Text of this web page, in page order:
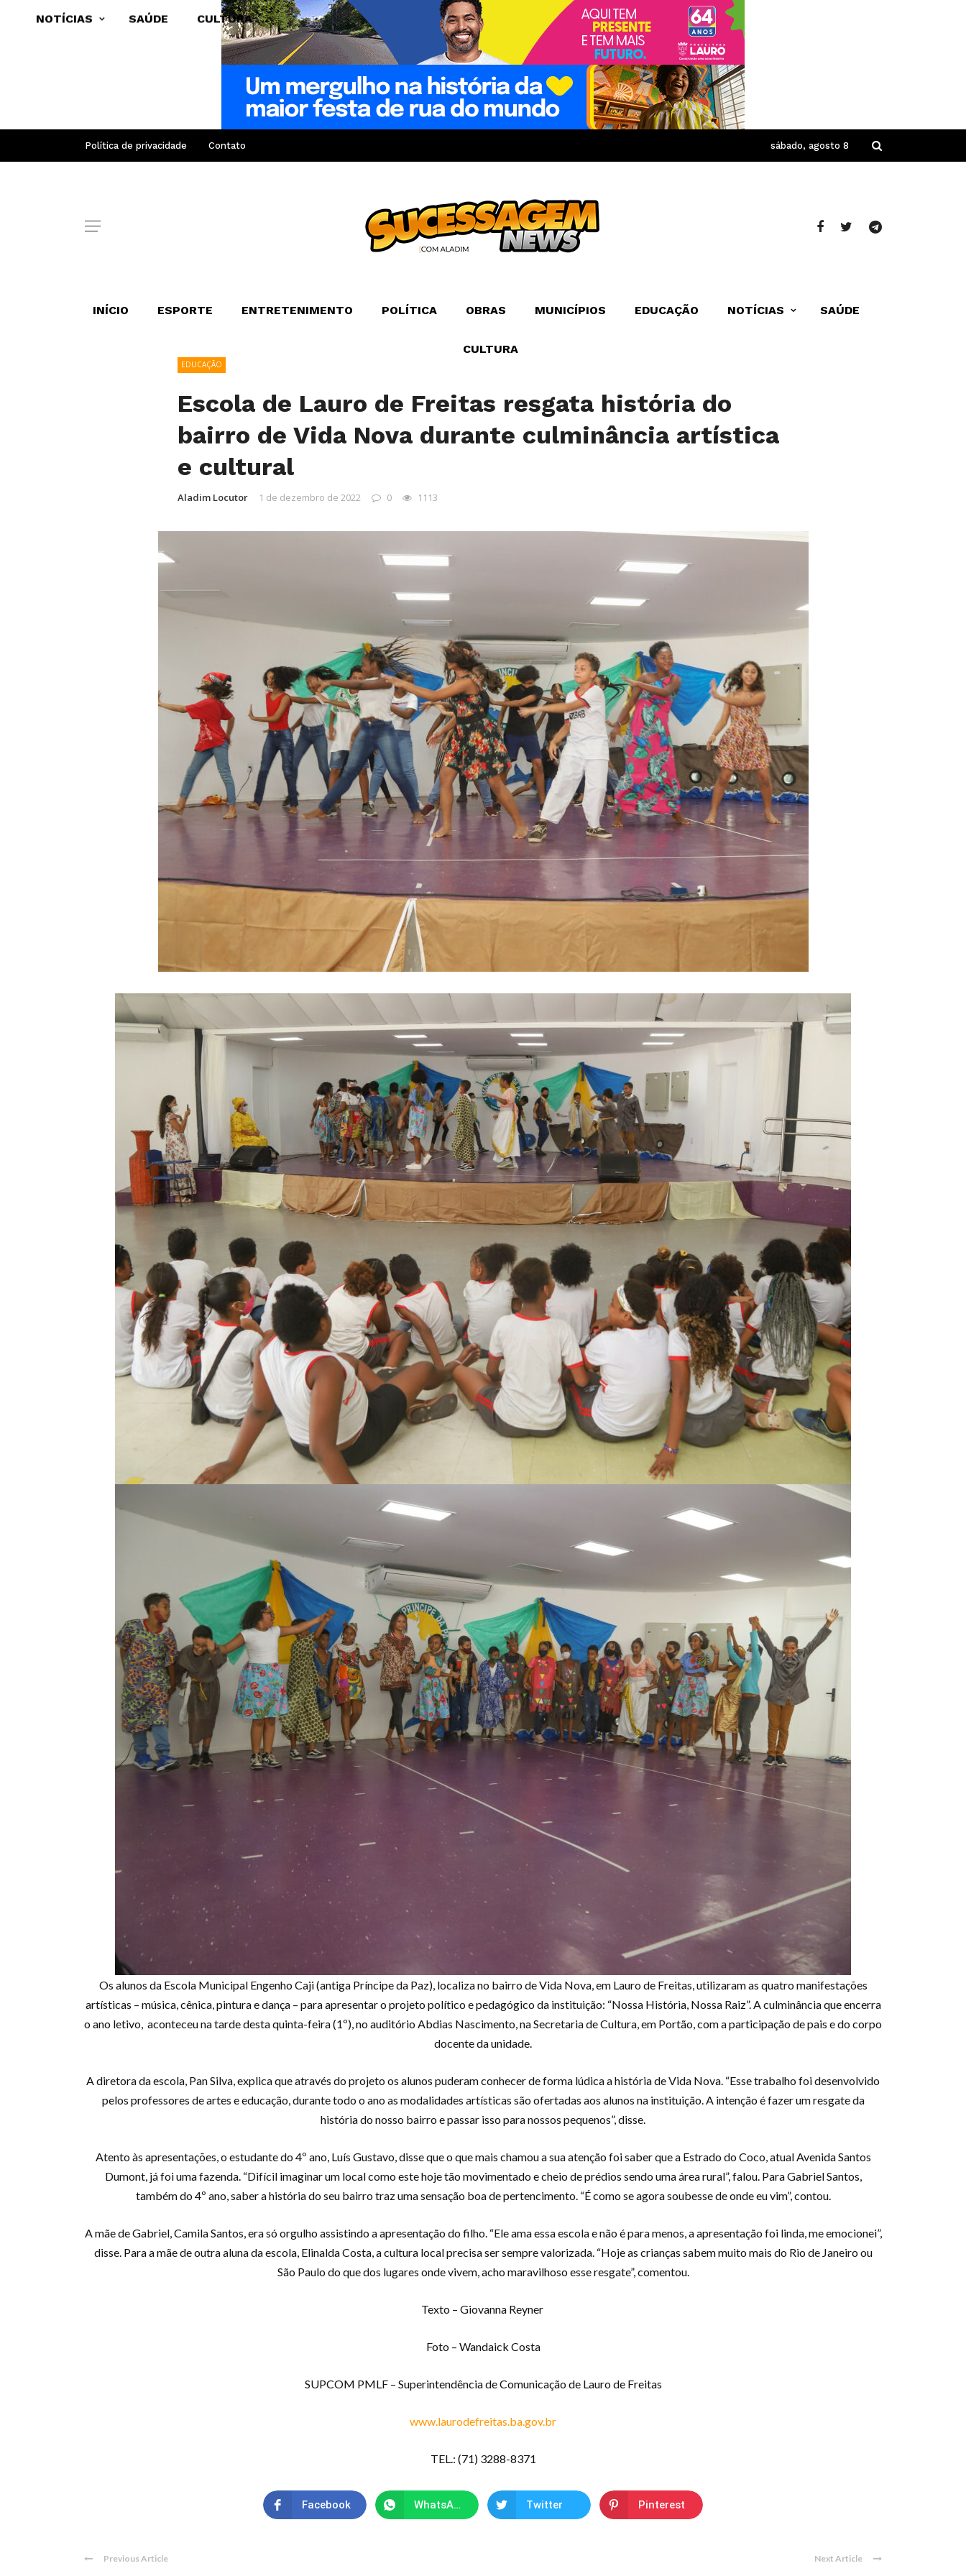
Política de privacidade Contato sábado, agosto 8
INÍCIO ESPORTE ENTRETENIMENTO POLÍTICA OBRAS MUNICÍPIOS EDUCAÇÃO NOTÍCIAS SAÚDE
CULTURA
NOTÍCIAS SAÚDE CULTURA
EDUCAÇÃO
Escola de Lauro de Freitas resgata história do
bairro de Vida Nova durante culminância artística
e cultural
Aladim Locutor 1 de dezembro de 2022 0 1113
Os alunos da Escola Municipal Engenho Caji (antiga Príncipe da Paz), localiza no bairro de Vida Nova, em Lauro de Freitas, utilizaram as quatro manifestações
artísticas – música, cênica, pintura e dança – para apresentar o projeto político e pedagógico da instituição: “Nossa História, Nossa Raiz”. A culminância que encerra
o ano letivo, aconteceu na tarde desta quinta-feira (1º), no auditório Abdias Nascimento, na Secretaria de Cultura, em Portão, com a participação de pais e do corpo
docente da unidade.
A diretora da escola, Pan Silva, explica que através do projeto os alunos puderam conhecer de forma lúdica a história de Vida Nova. “Esse trabalho foi desenvolvido
pelos professores de artes e educação, durante todo o ano as modalidades artísticas são ofertadas aos alunos na instituição. A intenção é fazer um resgate da
história do nosso bairro e passar isso para nossos pequenos”, disse.
Atento às apresentações, o estudante do 4º ano, Luís Gustavo, disse que o que mais chamou a sua atenção foi saber que a Estrado do Coco, atual Avenida Santos
Dumont, já foi uma fazenda. “Difícil imaginar um local como este hoje tão movimentado e cheio de prédios sendo uma área rural”, falou. Para Gabriel Santos,
também do 4º ano, saber a história do seu bairro traz uma sensação boa de pertencimento. “É como se agora soubesse de onde eu vim”, contou.
A mãe de Gabriel, Camila Santos, era só orgulho assistindo a apresentação do filho. “Ele ama essa escola e não é para menos, a apresentação foi linda, me emocionei”,
disse. Para a mãe de outra aluna da escola, Elinalda Costa, a cultura local precisa ser sempre valorizada. “Hoje as crianças sabem muito mais do Rio de Janeiro ou
São Paulo do que dos lugares onde vivem, acho maravilhoso esse resgate”, comentou.
Texto – Giovanna Reyner
Foto – Wandaick Costa
SUPCOM PMLF – Superintendência de Comunicação de Lauro de Freitas
www.laurodefreitas.ba.gov.br
TEL.: (71) 3288-8371
Facebook WhatsApp Twitter Pinterest
Previous Article Next Article